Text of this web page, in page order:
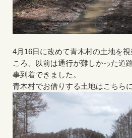
4月16日に改めて青木村の土地を
ころ、以前は通行が難しかった道
事到着できました。
青木村でお借りする土地はこちら